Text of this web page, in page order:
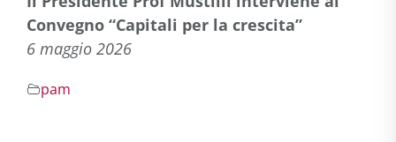
Convegno “Capitali per la crescita”
6 maggio 2026
pam